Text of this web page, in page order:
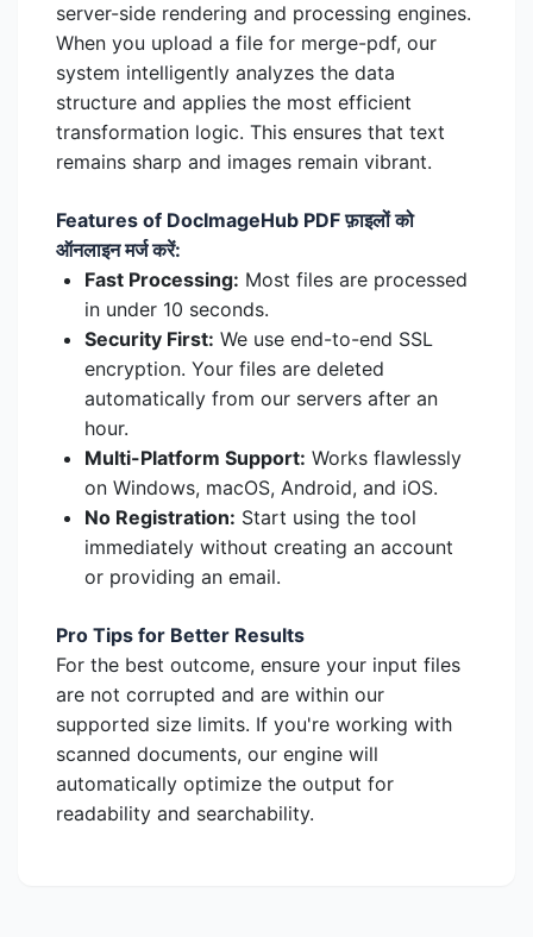
server-side rendering and processing engines.
When you upload a file for merge-pdf, our
system intelligently analyzes the data
structure and applies the most efficient
transformation logic. This ensures that text
remains sharp and images remain vibrant.
Features of DocImageHub PDF फ़ाइलों को
ऑनलाइन मर्ज करें:
Fast Processing: Most files are processed
in under 10 seconds.
Security First: We use end-to-end SSL
encryption. Your files are deleted
automatically from our servers after an
hour.
Multi-Platform Support: Works flawlessly
on Windows, macOS, Android, and iOS.
No Registration: Start using the tool
immediately without creating an account
or providing an email.
Pro Tips for Better Results
For the best outcome, ensure your input files
are not corrupted and are within our
supported size limits. If you're working with
scanned documents, our engine will
automatically optimize the output for
readability and searchability.